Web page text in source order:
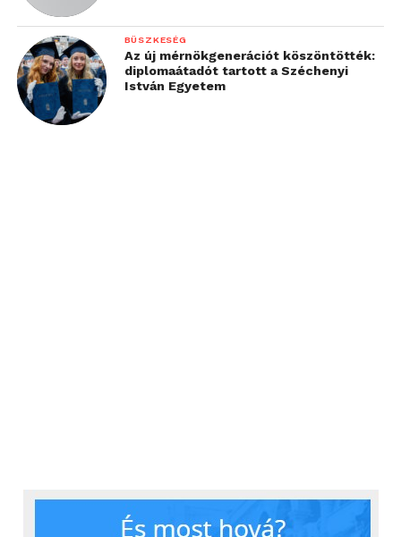
BÜSZKESÉG
Az új mérnökgenerációt köszöntötték:
diplomaátadót tartott a Széchenyi
István Egyetem